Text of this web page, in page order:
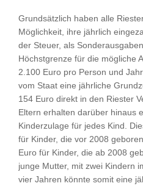
Grundsätzlich haben alle
Möglichkeit, ihre jährlich
der Steuer, als
Höchstgrenze für die mögliche
2.100 Euro pro Person und
vom Staat eine jährliche
154 Euro direkt in den Riester
Eltern erhalten darüber hinaus
Kinderzulage für jedes Kind.
für Kinder, die vor 2008
Euro für Kinder, die ab 2008
junge Mutter, mit zwei Kindern
vier Jahren könnte somit eine